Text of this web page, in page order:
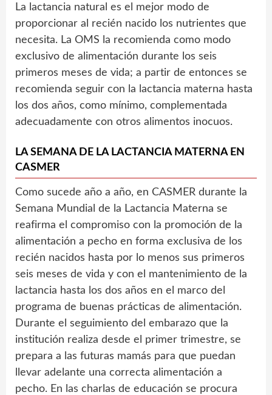
La lactancia natural es el mejor modo de
proporcionar al recién nacido los nutrientes que
necesita. La OMS la recomienda como modo
exclusivo de alimentación durante los seis
primeros meses de vida; a partir de entonces se
recomienda seguir con la lactancia materna hasta
los dos años, como mínimo, complementada
adecuadamente con otros alimentos inocuos.
LA SEMANA DE LA LACTANCIA MATERNA EN
CASMER
Como sucede año a año, en CASMER durante la
Semana Mundial de la Lactancia Materna se
reafirma el compromiso con la promoción de la
alimentación a pecho en forma exclusiva de los
recién nacidos hasta por lo menos sus primeros
seis meses de vida y con el mantenimiento de la
lactancia hasta los dos años en el marco del
programa de buenas prácticas de alimentación.
Durante el seguimiento del embarazo que la
institución realiza desde el primer trimestre, se
prepara a las futuras mamás para que puedan
llevar adelante una correcta alimentación a
pecho. En las charlas de educación se procura